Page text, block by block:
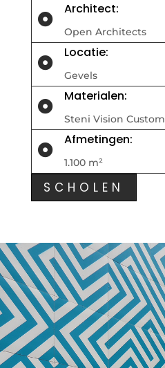

Architect:
Open Architects

Locatie:
Gevels

Materialen:
Steni Vision Custom

Afmetingen:
1.100 m²
SCHOLEN